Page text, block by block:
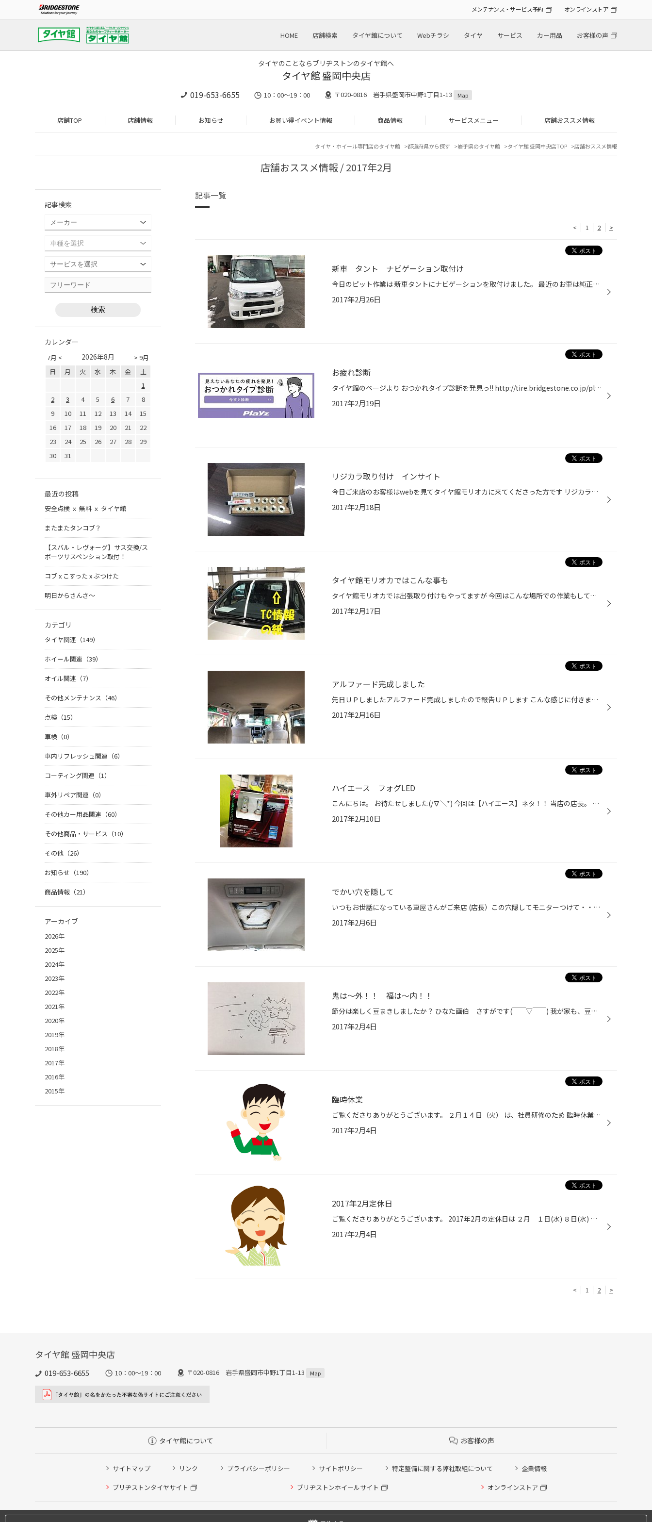
メンテナンス・サービス予約 オンラインストア
HOME 店舗検索 タイヤ館について Webチラシ タイヤ サービス カー用品 お客様の声
タイヤのことならブリヂストンのタイヤ館へ
タイヤ館 盛岡中央店
019-653-6655 10：00～19：00 〒020-0816 岩手県盛岡市中野1丁目1-13 Map
店舗TOP 店舗情報 お知らせ お買い得イベント情報 商品情報 サービスメニュー 店舗おススメ情報
タイヤ・ホイール専門店のタイヤ館 都道府県から探す 岩手県のタイヤ館 タイヤ館 盛岡中央店TOP 店舗おススメ情報
店舗おススメ情報 / 2017年2月
記事一覧
< 1 2 >
新車 タント ナビゲーション取付け
今日のピット作業は 新車タントにナビゲーションを取付けました。 最近のお車は純正バックカメラが付いてるんですね。 純正以外のナビを取付けるときは、これが必要！！ 純正のバックカメラを変換する商品です。 この商品はステアリングリモコンも使える親切設計です。 取付け完了！
2017年2月26日
お疲れ診断
タイヤ館のページより おつかれタイプ診断を発見っ!! http://tire.bridgestone.co.jp/playz/shindan/ ↑こちらより診断できますヽ(´▽｀)/ ちなみに私は・・・ と診断されました（ ・３・；） みなさまは、いかがでしたか？ タイヤでもストレス緩和できますっ！！ 快適なドライブのために 合ったタイ...
2017年2月19日
リジカラ取り付け インサイト
今日ご来店のお客様はwebを見てタイヤ館モリオカに来てくださった方です リジカラの効果説明は1月にｗｅｂで紹介 しましたので、そちらをご覧下さい 今回の取り付け場所は リジカラ装着 最後はアライメントをやって終了です インサイトのお客様は宮古市からのご来店でした 電話でのお問い合わせも承...
2017年2月18日
タイヤ館モリオカではこんな事も
タイヤ館モリオカでは出張取り付けもやってますが 今回はこんな場所での作業もしてますので 報告UPします 新車販売店の前にこの施設で用品を付ける所です 余り施設は写せないので自分の作業車廻りの写真を載せます もちろんナンバーは付いてません 作業着を着た方がテキパキと用品取り付けをしてい...
2017年2月17日
アルファード完成しました
先日ＵＰしましたアルファード完成しましたので報告ＵＰします こんな感じに付きました まねっこ取り付けなので・・・・・・ 内装はちょっと明るめのシートカバーをチョイス 後はお客様のイメージ通りの内装に変わっている事を願って
2017年2月16日
ハイエース フォグLED
こんにちは。 お待たせしました(/∇＼*) 今回は【ハイエース】ネタ！！ 当店の店長。 ハイエース が愛車なのは有名(？)ですが・・・ そんな店長が 『これはいいっ！！』(≧∇≦ )人( ≧∇≦) CATZのLEDバルブです。 そして、早速どこかへお電話。 ・・・(´・ω・)？？ まもなく ４型ハイエースでお客様がご...
2017年2月10日
でかい穴を隠して
いつもお世話になっている車屋さんがご来店 (店長）この穴隠してモニターつけて・・・・・・ （私）こ・この穴はなんでしょ・・・ （店長）空気清浄機外したら・・・・・こんな穴が （店長）こんな感じでよろしく・・・・・ （私）えーこれって何処のショップです? （店長）うとー一般の人みたいよ...
2017年2月6日
鬼は～外！！ 福は～内！！
節分は楽しく豆まきしましたか？ ひなた画伯 さすがです(￣￣▽￣￣) 我が家も、豆まきしましたっ！！ 鬼はもちろん・・・私っ（＋＾・ー・′） お掃除が大変なので、豆は少なめでしたが 長男の投げる威力っ！！ しかも、負傷中の顔面を狙って(ﾟДﾟ) これがまた命中するのです！ 鬼のみなさまお疲れさ...
2017年2月4日
臨時休業
ご覧くださりありがとうございます。 ２月１４日（火） は、社員研修のため 臨時休業とさせていただきます。 ご不便をお掛けしますが よろしくお願いいたします。
2017年2月4日
2017年2月定休日
ご覧くださりありがとうございます。 2017年2月の定休日は ２月 １日(水) ８日(水) １５日(水) ２２日(水) 水曜定休となっております。 尚、２月１４日(火)は 社員研修に伴い、臨時休業と させていただきます。 ご不便をお掛けしますが、 よろしくお願いいたします。
2017年2月4日
< 1 2 >
記事検索
カレンダー
7月 < > 9月
2026年8月
日 月 火 水 木 金
土
1
2
3 4 5 6 7
8
9
10 11 12 13 14
15
16
17 18 19 20 21
22
23
24 25 26 27 28
29
30
31
最近の投稿
安全点検 ｘ 無料 ｘ タイヤ館
またまたタンコブ？
【スバル・レヴォーグ】サス交換/ス
ポーツサスペンション取付！
コブ x こすった x ぶつけた
明日からさんさ〜
カテゴリ
タイヤ関連（149）
ホイール関連（39）
オイル関連（7）
その他メンテナンス（46）
点検（15）
車検（0）
車内リフレッシュ関連（6）
コーティング関連（1）
車外リペア関連（0）
その他カー用品関連（60）
その他商品・サービス（10）
その他（26）
お知らせ（190）
商品情報（21）
アーカイブ
2026年
2025年
2024年
2023年
2022年
2021年
2020年
2019年
2018年
2017年
2016年
2015年
タイヤ館 盛岡中央店
019-653-6655 10：00～19：00 〒020-0816 岩手県盛岡市中野1丁目1-13 Map
タイヤ館について お客様の声
サイトマップ リンク プライバシーポリシー サイトポリシー 特定整備に関する弊社取組について 企業情報
ブリヂストンタイヤサイト ブリヂストンホイールサイト オンラインストア
Copyright © 2024 Bridgestone Retail Co.,Ltd. All rights Reserved.
タイヤ点検・安全点検/タイヤ履き替え/オイル交換/その他ピット作業の予約
タイヤ/サービスに関するご相談の予約